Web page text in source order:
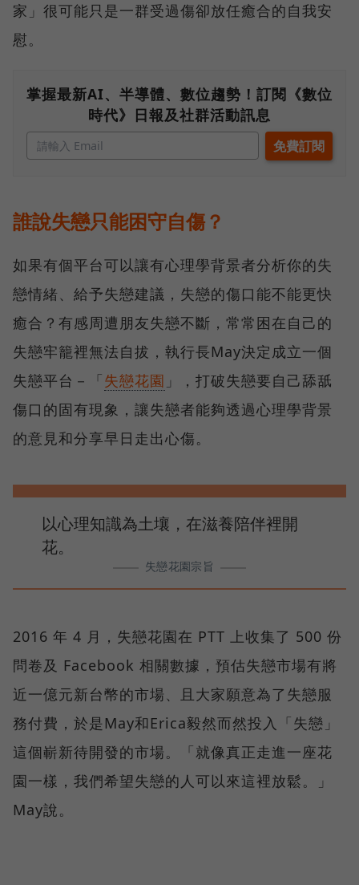
家」很可能只是一群受過傷卻放任癒合的自我安
慰。
掌握最新AI、半導體、數位趨勢！訂閱《數位
時代》日報及社群活動訊息
誰說失戀只能困守自傷？
如果有個平台可以讓有心理學背景者分析你的失
戀情緒、給予失戀建議，失戀的傷口能不能更快
癒合？有感周遭朋友失戀不斷，常常困在自己的
失戀牢籠裡無法自拔，執行長May決定成立一個
失戀平台－「失戀花園 」，打破失戀要自己舔舐
傷口的固有現象，讓失戀者能夠透過心理學背景
的意見和分享早日走出心傷。
失戀花園宗旨
以心理知識為土壤，在滋養陪伴裡開
花。
2016 年 4 月，失戀花園在 PTT 上收集了 500 份
問卷及 Facebook 相關數據，預估失戀市場有將
近一億元新台幣的市場、且大家願意為了失戀服
務付費，於是May和Erica毅然而然投入「失戀」
這個嶄新待開發的市場。「就像真正走進一座花
園一樣，我們希望失戀的人可以來這裡放鬆。」
May說。